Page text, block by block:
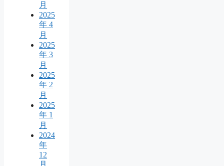
月
2025
年 4
月
2025
年 3
月
2025
年 2
月
2025
年 1
月
2024
年
12